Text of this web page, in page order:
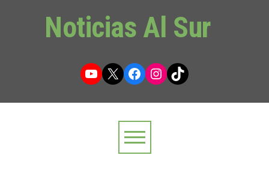
Noticias Al Sur
YouTube
X Facebook
Instagram
TikTok